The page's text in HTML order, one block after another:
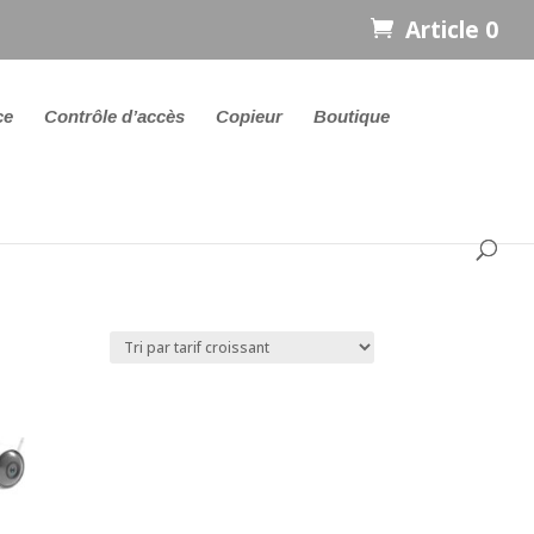
Article 0
Contrôle d’accès Copieur Boutique